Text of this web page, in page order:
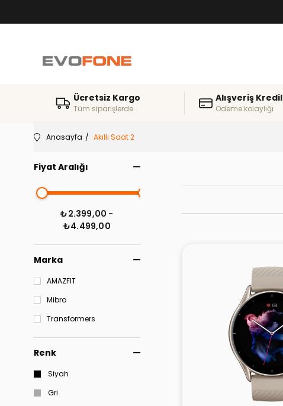
Ücretsiz Kargo
Tüm siparişlerde
Alışveriş
Ödeme kolaylığı
Anasayfa Akıllı Saat 2
Fiyat Aralığı
₺2.399,00 -
₺4.499,00
Marka
AMAZFIT
Mibro
Transformers
Renk
Siyah
Gri